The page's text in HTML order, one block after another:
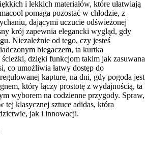
i lekkich materiałów, które ułatwiają
pomaga pozostać w chłodzie, z
dającymi uczucie odświeżonej
krój zapewnia elegancki wygląd, gdy
Niezależnie od tego, czy jesteś
biegaczem, ta kurtka
dzięki funkcjom takim jak zasuwana
co umożliwia łatwy dostęp do
kapture, na dni, gdy pogoda jest
który łączy prostotę z wydajnością, ta
wyborem na codzienne przygody. Spraw,
tej klasycznej sztuce adidas, która
jak i innowacji.